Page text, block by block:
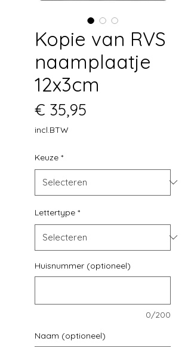
Kopie van RVS
naamplaatje
12x3cm
€ 35,95
incl.BTW
Keuze *
Lettertype *
Huisnummer (optioneel)
0/200
Naam (optioneel)